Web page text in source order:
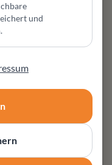
Maßwirkung und
Wangen/Böden für
und